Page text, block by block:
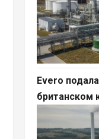
Evero
британском